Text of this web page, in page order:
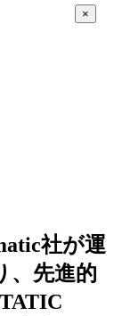
社が運
、先進的
×